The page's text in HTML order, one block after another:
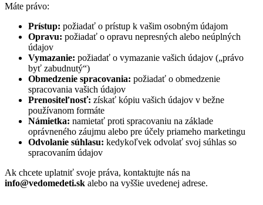
Máte právo:
Prístup: požiadať o prístup k vašim osobným údajom
Opravu: požiadať o opravu nepresných alebo neúplných
údajov
Vymazanie: požiadať o vymazanie vašich údajov („právo
byť zabudnutý“)
Obmedzenie spracovania: požiadať o obmedzenie
spracovania vašich údajov
Prenositeľnosť: získať kópiu vašich údajov v bežne
používanom formáte
Námietka: namietať proti spracovaniu na základe
oprávneného záujmu alebo pre účely priameho marketingu
Odvolanie súhlasu: kedykoľvek odvolať svoj súhlas so
spracovaním údajov
Ak chcete uplatniť svoje práva, kontaktujte nás na
info@vedomedeti.sk alebo na vyššie uvedenej adrese.